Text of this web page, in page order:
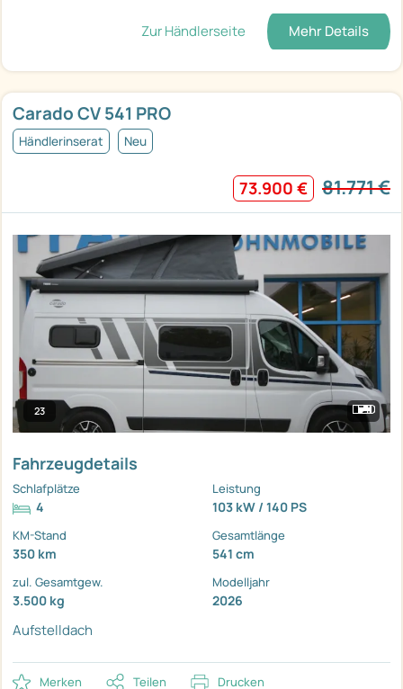
Zur Händlerseite Mehr Details
Carado CV 541 PRO
Händlerinserat Neu
73.900 € 81.771 €
23
Fahrzeugdetails
Schlafplätze
4
Leistung
103 kW / 140 PS
KM-Stand
350 km
Gesamtlänge
541 cm
zul. Gesamtgew.
3.500 kg
Modelljahr
2026
Aufstelldach
Merken Teilen Drucken